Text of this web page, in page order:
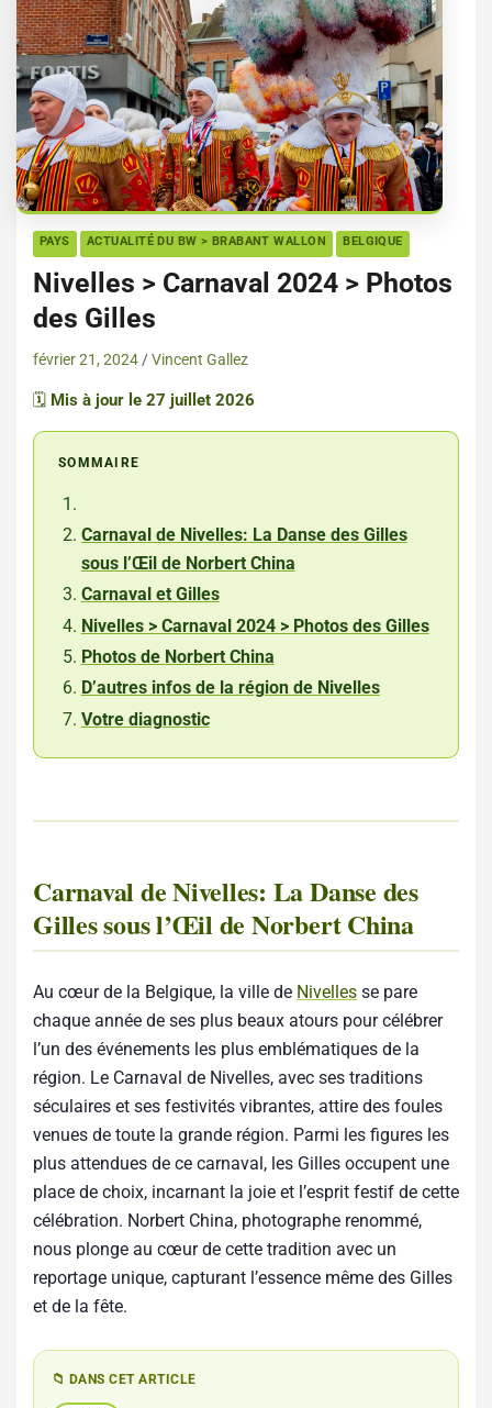
PAYS ACTUALITÉ DU BW > BRABANT WALLON BELGIQUE
Nivelles > Carnaval 2024 > Photos
des Gilles
février 21, 2024 Vincent Gallez
🗓️ Mis à jour le 27 juillet 2026
SOMMAIRE
Carnaval de Nivelles: La Danse des Gilles
sous l’Œil de Norbert China
Carnaval et Gilles
Nivelles > Carnaval 2024 > Photos des Gilles
Photos de Norbert China
D’autres infos de la région de Nivelles
Votre diagnostic
Carnaval de Nivelles: La Danse des
Gilles sous l’Œil de Norbert China
Au cœur de la Belgique, la ville de Nivelles se pare
chaque année de ses plus beaux atours pour célébrer
l’un des événements les plus emblématiques de la
région. Le Carnaval de Nivelles, avec ses traditions
séculaires et ses festivités vibrantes, attire des foules
venues de toute la grande région. Parmi les figures les
plus attendues de ce carnaval, les Gilles occupent une
place de choix, incarnant la joie et l’esprit festif de cette
célébration. Norbert China, photographe renommé,
nous plonge au cœur de cette tradition avec un
reportage unique, capturant l’essence même des Gilles
et de la fête.
📁 DANS CET ARTICLE